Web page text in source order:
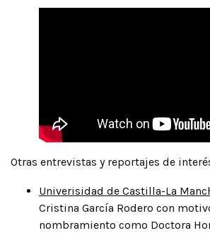
Otras entrevistas y reportajes de
Univerisidad de Castilla-La
Cristina García Rodero con
nombramiento como Doctora